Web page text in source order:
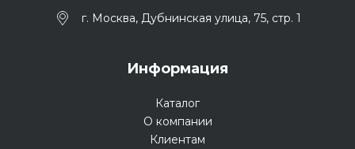
г. Москва, Дубнинская улица, 75, стр. 1
Информация
Каталог
О компании
Клиентам